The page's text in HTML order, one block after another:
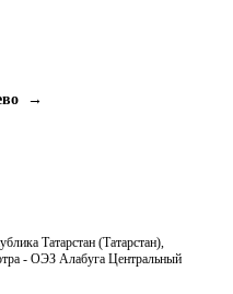
→
Татарстан (Татарстан),
- ОЭЗ Алабуга Центральный